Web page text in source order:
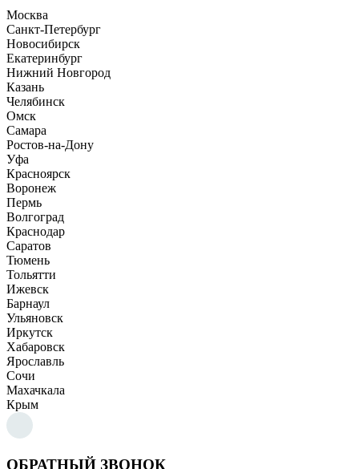
Москва
Санкт-Петербург
Новосибирск
Екатеринбург
Нижний Новгород
Казань
Челябинск
Омск
Самара
Ростов-на-Дону
Уфа
Красноярск
Воронеж
Пермь
Волгоград
Краснодар
Саратов
Тюмень
Тольятти
Ижевск
Барнаул
Ульяновск
Иркутск
Хабаровск
Ярославль
Сочи
Махачкала
Крым
ОБРАТНЫЙ ЗВОНОК